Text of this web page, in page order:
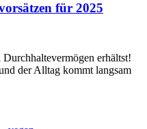
für 2025
erhältst!
der Alltag kommt langsam